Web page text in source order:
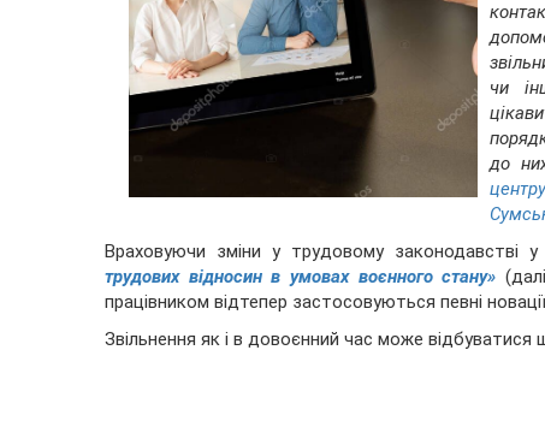
чи
до
Враховуючи зміни у трудовому законодавстві
трудових відносин в умовах воєнного стану»
працівником відтепер застосовуються певні
Звільнення як і в довоєнний час може відбуватися